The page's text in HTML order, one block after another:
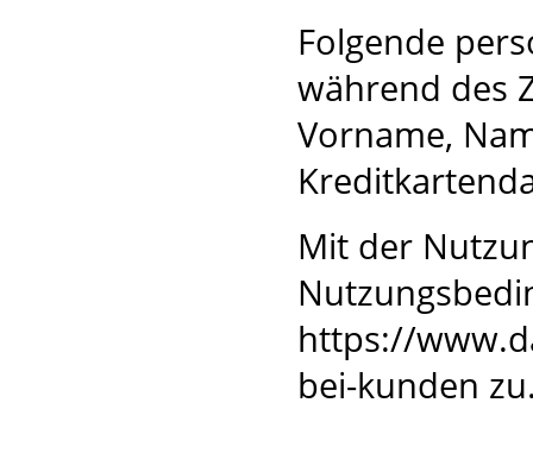
Folgende
während des
Vorname,
Mit der
https://
bei-kunden